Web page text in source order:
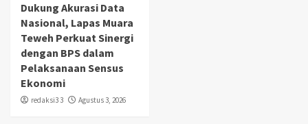
Dukung Akurasi Data
Nasional, Lapas Muara
Teweh Perkuat Sinergi
dengan BPS dalam
Pelaksanaan Sensus
Ekonomi
redaksi3 3 Agustus 3, 2026